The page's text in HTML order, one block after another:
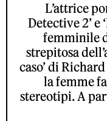
L’attrice
Detective 2’ e
femminile
strepitosa
caso’ di
la femme
stereotipi. A